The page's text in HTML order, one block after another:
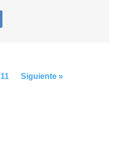
11 Siguiente »